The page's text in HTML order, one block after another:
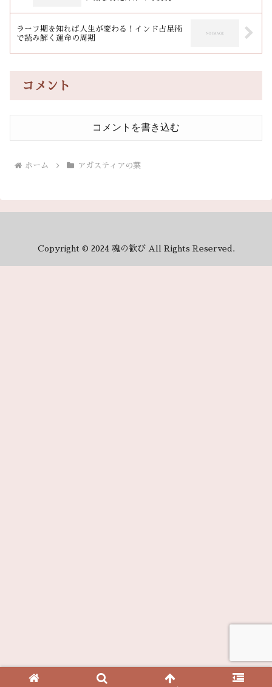
ラーフ期を知れば人生が変わる！インド占星術
で読み解く運命の周期
コメント
コメントを書き込む
ホーム アガスティアの葉
Copyright © 2024 魂の歓び All Rights Reserved.